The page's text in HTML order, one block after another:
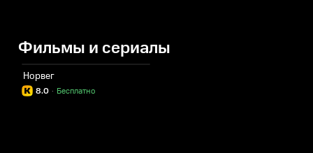
Фильмы и сериалы
Норвег
8.0 Бесплатно
·